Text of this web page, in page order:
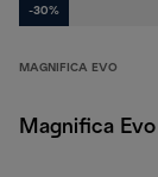
-30%
MAGNIFICA EVO
Magnifica Evo